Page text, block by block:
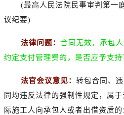
(最高人民法院民事审判第一
议纪要)
法律问题： 合同无效，承包
约定支付管理费的，是否应予支持
法官会议意见： 转包合同、
同均违反法律的强制性规定，属
际施工人向承包人或者出借资质